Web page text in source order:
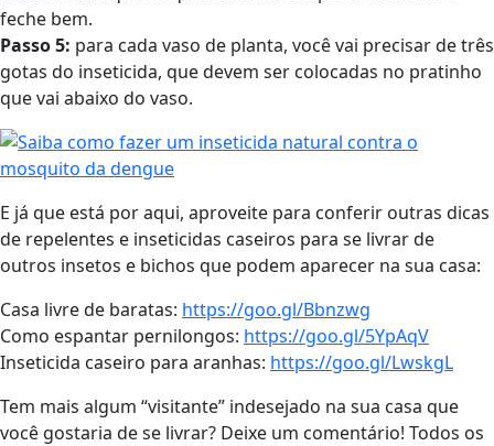
feche bem.
Passo 5: para cada vaso de planta, você vai precisar de três
gotas do inseticida, que devem ser colocadas no pratinho
que vai abaixo do vaso.
E já que está por aqui, aproveite para conferir outras dicas
de repelentes e inseticidas caseiros para se livrar de
outros insetos e bichos que podem aparecer na sua casa:
Casa livre de baratas: https://goo.gl/Bbnzwg
Como espantar pernilongos: https://goo.gl/5YpAqV
Inseticida caseiro para aranhas: https://goo.gl/LwskgL
Tem mais algum “visitante” indesejado na sua casa que
você gostaria de se livrar? Deixe um comentário! Todos os